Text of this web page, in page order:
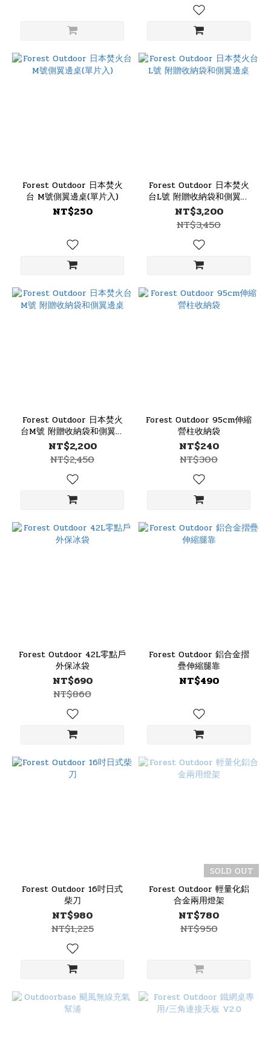
Forest Outdoor 日本焚火
台 M號側翼邊桌(單片入)
NT$250
Forest Outdoor 日本焚火
台L號 附贈收納袋和側翼邊
桌
NT$3,200
NT$3,450
Forest Outdoor 日本焚火
台M號 附贈收納袋和側翼邊
桌
NT$2,200
NT$2,450
Forest Outdoor 95cm伸縮
營柱收納袋
NT$240
NT$300
Forest Outdoor 42L零點戶
外保冰袋
NT$690
NT$860
Forest Outdoor 鋁合金摺
疊伸縮腿靠
NT$490
Forest Outdoor 16吋日式
柴刀
NT$980
NT$1,225
SOLD OUT
Forest Outdoor 輕量化鋁
合金兩用燈架
NT$780
NT$950